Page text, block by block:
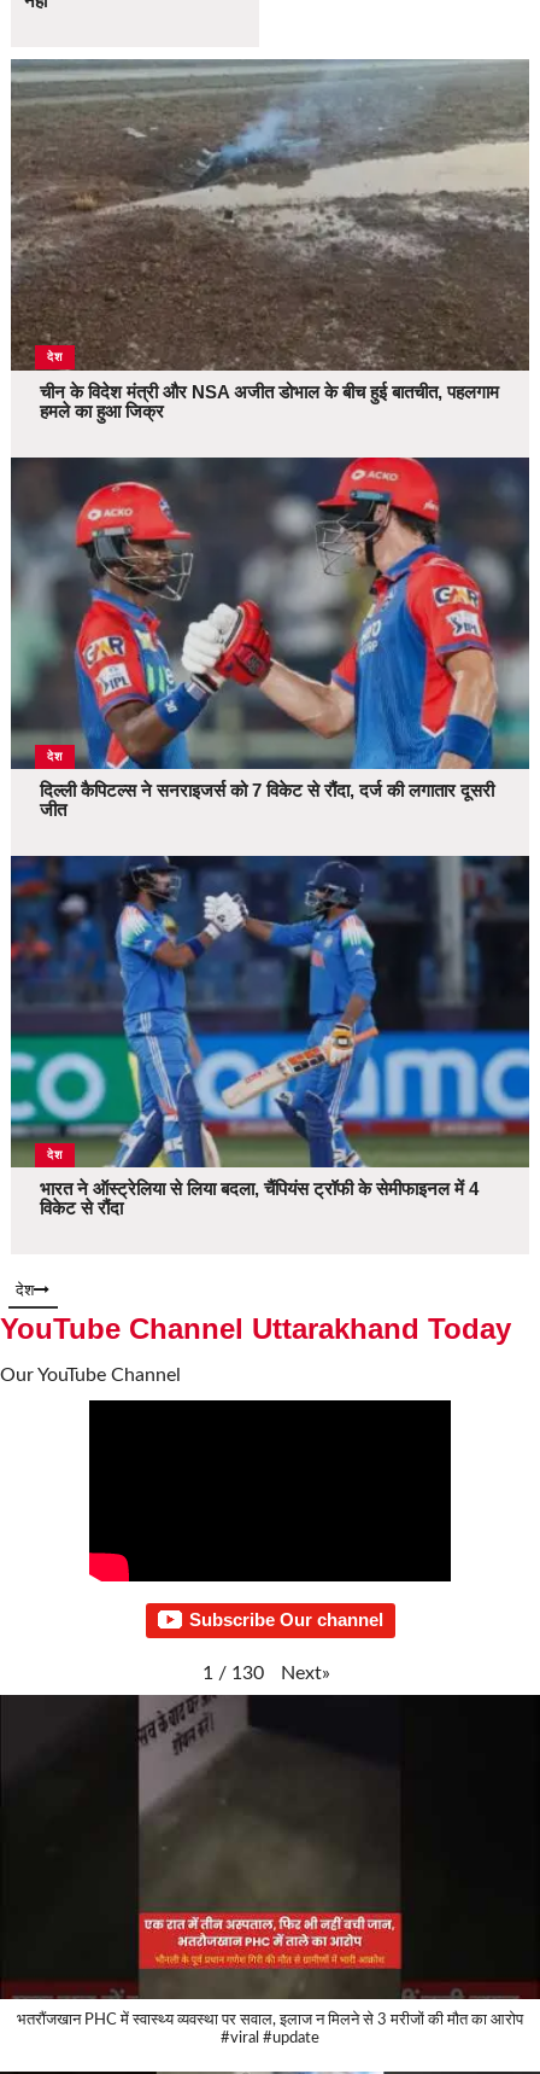
देश
चीन के विदेश मंत्री और NSA अजीत डोभाल के बीच हुई बातचीत, पहलगाम
हमले का हुआ जिक्र
देश
दिल्ली कैपिटल्स ने सनराइजर्स को 7 विकेट से रौंदा, दर्ज की लगातार दूसरी
जीत
देश
भारत ने ऑस्ट्रेलिया से लिया बदला, चैंपियंस ट्रॉफी के सेमीफाइनल में 4
विकेट से रौंदा
देश
YouTube Channel Uttarakhand Today
Our YouTube Channel
Subscribe Our channel
1 / 130 Next»
भतरौंजखान PHC में स्वास्थ्य व्यवस्था पर सवाल, इलाज न मिलने से 3 मरीजों की मौत का आरोप
#viral #update